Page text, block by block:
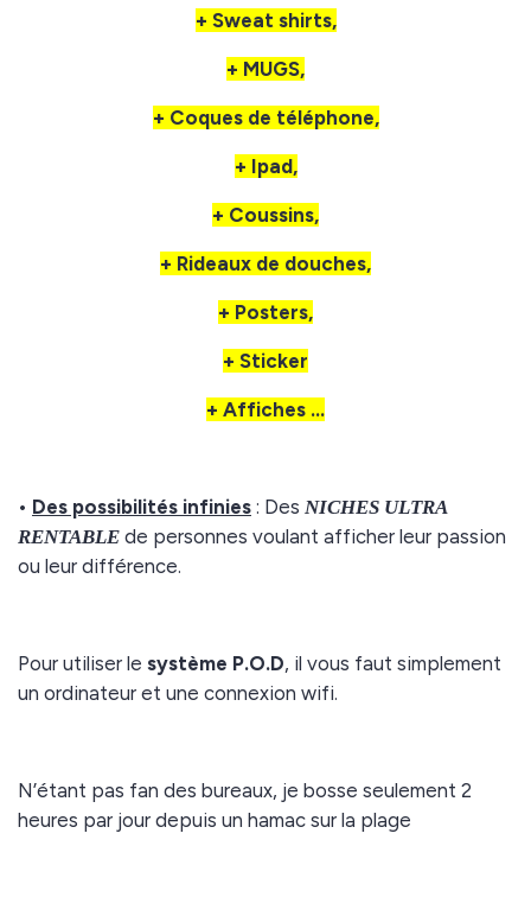
+ Sweat shirts,
+ MUGS,
+ Coques de téléphone,
+ Ipad,
+ Coussins,
+ Rideaux de douches,
+ Posters,
+ Sticker
+ Affiches ...
• Des possibilités infinies : Des NICHES ULTRA
RENTABLE de personnes voulant afficher leur passion
ou leur différence.
Pour utiliser le système P.O.D, il vous faut simplement
un ordinateur et une connexion wifi.
N’étant pas fan des bureaux, je bosse seulement 2
heures par jour depuis un hamac sur la plage